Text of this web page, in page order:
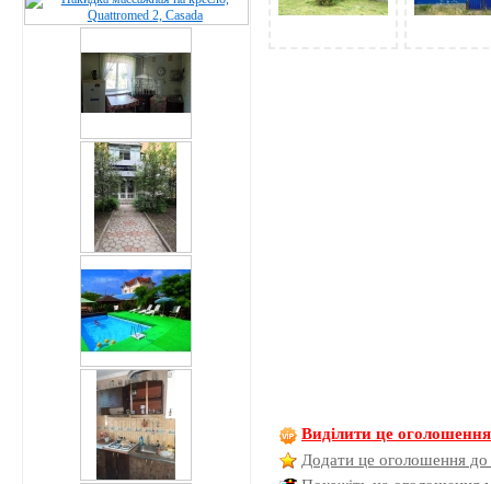
Виділити це оголошення
Додати це оголошення до